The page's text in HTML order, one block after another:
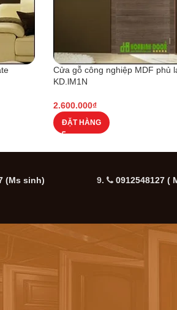
Cửa gỗ công nghiệp MDF phủ
KD.lM1N
2.600.000₫
ĐẶT HÀNG
(Ms sinh) 9. 0912548127 (